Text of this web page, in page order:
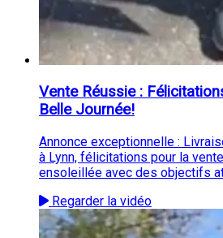
Vente Réussie :
Belle Journée!
Annonce exceptionnelle :
à Lynn, félicitations pour la
ensoleillée avec des objectifs
Regarder la vidéo